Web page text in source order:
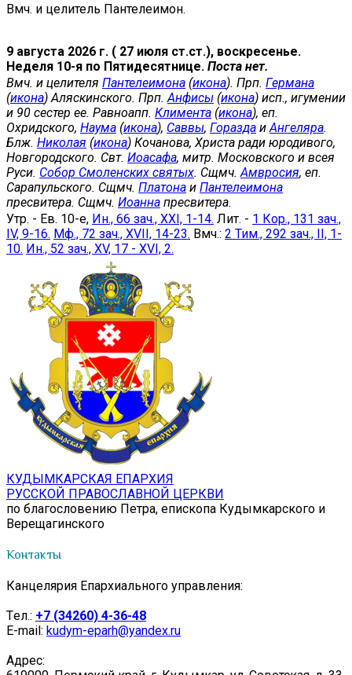
Вмч. и целитель Пантелеимон.
9 августа 2026 г. ( 27 июля ст.ст.), воскресенье.
Неделя 10-я по Пятидесятнице. Поста нет.
Вмч. и целителя Пантелеимона (икона). Прп. Германа
(икона) Аляскинского. Прп. Анфисы (икона) исп., игумении
и 90 сестер ее. Равноапп. Климента (икона), еп.
Охридского, Наума (икона), Саввы, Горазда и Ангеляра.
Блж. Николая (икона) Кочанова, Христа ради юродивого,
Новгородского. Свт. Иоасафа, митр. Московского и всея
Руси. Собор Смоленских святых. Сщмч. Амвросия, еп.
Сарапульского. Сщмч. Платона и Пантелеимона
пресвитера. Сщмч. Иоанна пресвитера.
Утр. - Ев. 10-е, Ин., 66 зач., XXI, 1-14. Лит. - 1 Кор., 131 зач.,
IV, 9-16. Мф., 72 зач., XVII, 14-23. Вмч.: 2 Тим., 292 зач., II, 1-
10. Ин., 52 зач., XV, 17 - XVI, 2.
КУДЫМКАРСКАЯ ЕПАРХИЯ
РУССКОЙ ПРАВОСЛАВНОЙ ЦЕРКВИ
по благословению Петра, епископа Кудымкарского и
Верещагинского
Контакты
Канцелярия Епархиального управления:
Tел.: +7 (34260) 4-36-48
E-mail: kudym-eparh@yandex.ru
Адрес: